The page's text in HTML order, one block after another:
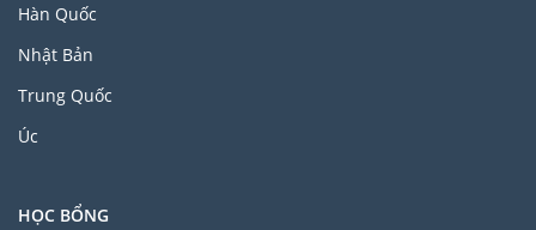
Hàn Quốc
Nhật Bản
Trung Quốc
Úc
HỌC BỔNG